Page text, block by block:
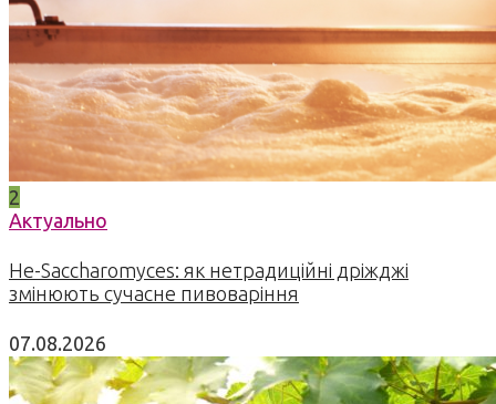
2
Актуально
Не-Saccharomyces: як нетрадиційні дріжджі
змінюють сучасне пивоваріння
07.08.2026